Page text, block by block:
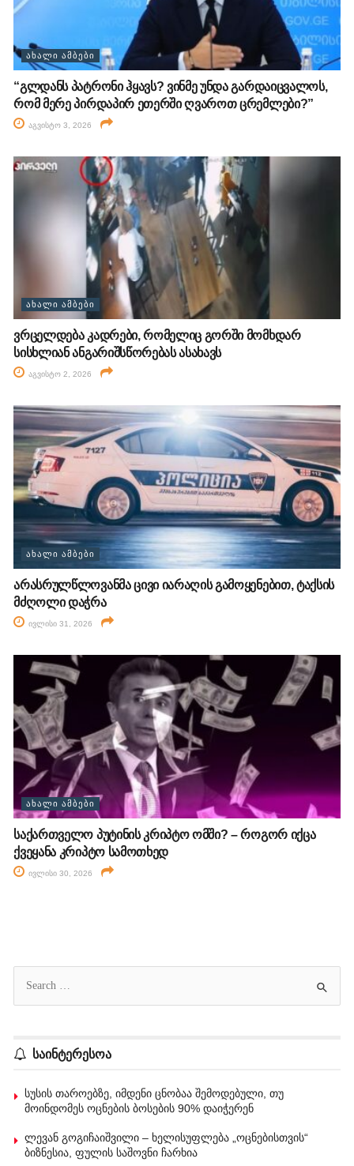
ᲐᲮᲐᲚᲘ ᲐᲛᲑᲔᲑᲘ
“გლდანს პატრონი ჰყავს? ვინმე უნდა გარდაიცვალოს,
რომ მერე პირდაპირ ეთერში ღვაროთ ცრემლები?”
აგვისტო 3, 2026
ᲐᲮᲐᲚᲘ ᲐᲛᲑᲔᲑᲘ
ვრცელდება კადრები, რომელიც გორში მომხდარ
სისხლიან ანგარიშსწორებას ასახავს
აგვისტო 2, 2026
ᲐᲮᲐᲚᲘ ᲐᲛᲑᲔᲑᲘ
არასრულწლოვანმა ცივი იარაღის გამოყენებით, ტაქსის
მძღოლი დაჭრა
ივლისი 31, 2026
ᲐᲮᲐᲚᲘ ᲐᲛᲑᲔᲑᲘ
საქართველო პუტინის კრიპტო ომში? – როგორ იქცა
ქვეყანა კრიპტო სამოთხედ
ივლისი 30, 2026
საინტერესოა
სუსის თაროებზე, იმდენი ცნობაა შემოდებული, თუ
მოინდომეს ოცნების ბოსების 90% დაიჭერენ
ლევან გოგიჩაიშვილი – ხელისუფლება „ოცნებისთვის“
ბიზნესია, ფულის საშოვნი ჩარხია